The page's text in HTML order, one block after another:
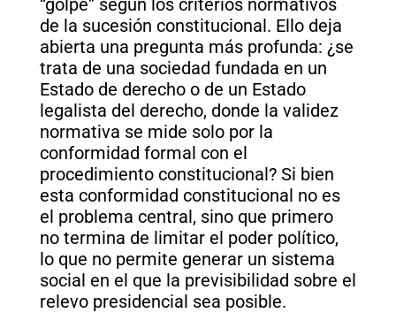
“golpe” según los criterios normativos
de la sucesión constitucional. Ello deja
abierta una pregunta más profunda: ¿se
trata de una sociedad fundada en un
Estado de derecho o de un Estado
legalista del derecho, donde la validez
normativa se mide solo por la
conformidad formal con el
procedimiento constitucional? Si bien
esta conformidad constitucional no es
el problema central, sino que primero
no termina de limitar el poder político,
lo que no permite generar un sistema
social en el que la previsibilidad sobre el
relevo presidencial sea posible.